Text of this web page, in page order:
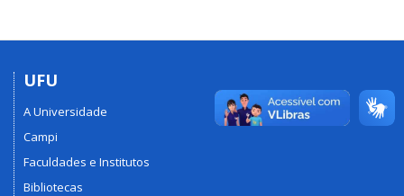
UFU
A Universidade
Campi
Faculdades e Institutos
Bibliotecas